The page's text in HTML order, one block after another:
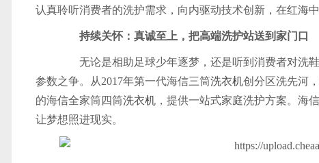
认真聆听消费者的洗护需求，向内驱动技术创新，在红海
持续关怀：真诚至上，把高端洗护站送到家门口
无论是相助足球少年逐梦，还是听到消费者对洗
参数之争。从2017年第一代海信三筒洗衣机创分区洗先河
的海信全家筒四筒洗衣机 ，提供一站式家庭洗护方案。海信
让梦想照进现实。